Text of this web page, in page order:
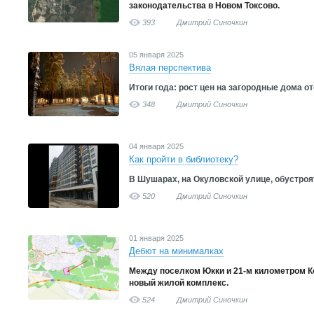
законодательства в Новом Токсово.
393 Дмитрий Синочкин
05 января 2025
Вялая перспектива
Итоги года: рост цен на загородные дома
348 Дмитрий Синочкин
04 января 2025
Как пройти в библиотеку?
В Шушарах, на Окуловской улице,
520 Дмитрий Синочкин
01 января 2025
Дебют на минималках
Между поселком Юкки и 21-м километром
новый жилой комплекс.
524 Дмитрий Синочкин